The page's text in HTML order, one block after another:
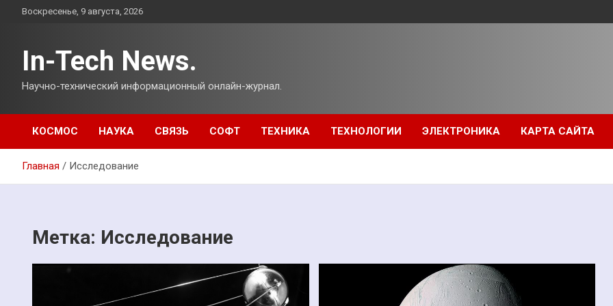
ПерейтиВоскресенье, 9 августа, 2026
In-Tech News.
Научно-технический информационный онлайн-журнал.
КОСМОС НАУКА СВЯЗЬ СОФТ ТЕХНИКА ТЕХНОЛОГИИ ЭЛЕКТРОНИКА КАРТА САЙТА
Главная Исследование
Метка: Исследование